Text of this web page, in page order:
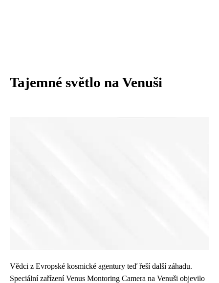
Tajemné světlo na Venuši
Vědci z Evropské kosmické agentury teď řeší další záhadu.
Speciální zařízení Venus Montoring Camera na Venuši objevilo